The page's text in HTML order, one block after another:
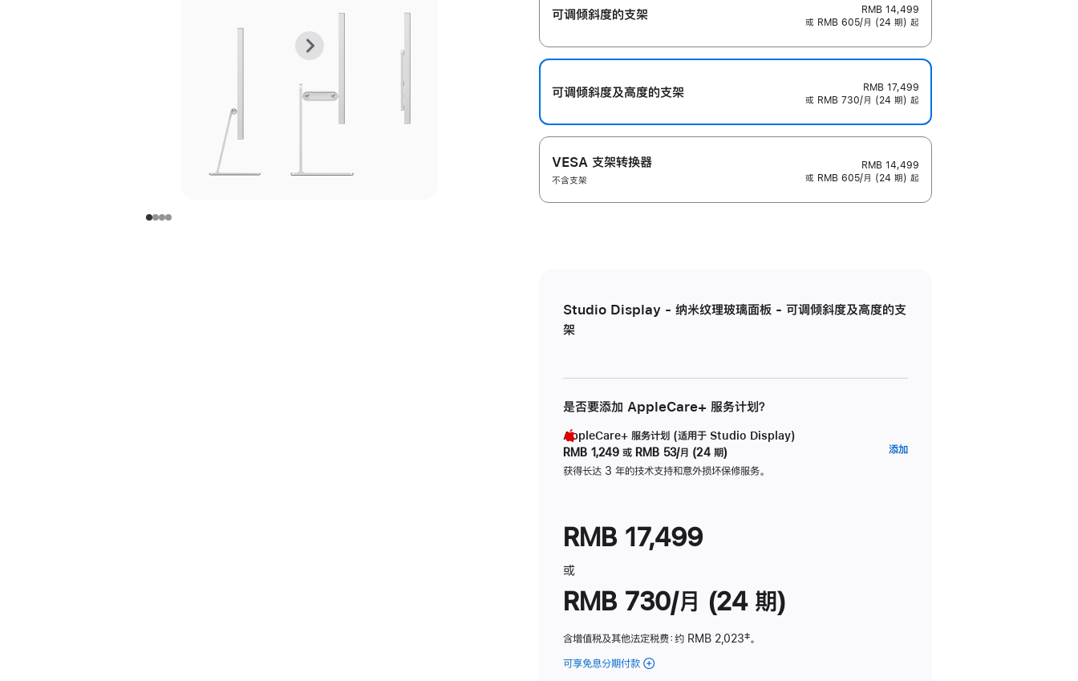
上
张
下
张
可调倾斜度的支架
RMB 14,499
或 RMB 605/月 (24 期) 起
可调倾斜度及高‍度的支‍架
RMB 17,499
或 RMB 730/月 (24 期) 起
VESA 支架转换器
不含支架
RMB 14,499
或 RMB 605/月 (24 期) 起
Studio Display - 纳米纹理玻璃面板 - 可调倾斜度及高度的支
架
是否要添加 AppleCare+ 服务计划？
AppleCare+ 服务计划 (适用于 Studio Display)
RMB 1,249 或 RMB 53/月 (24 期)
获得长达 3 年的技术支持和意外损坏保修服务。
添加
RMB 17,499
或
RMB 730/月 (24 期)
含增值税及其他法定税费：约 RMB 2,023脚
‡。
可享免息分期付款 (Studio